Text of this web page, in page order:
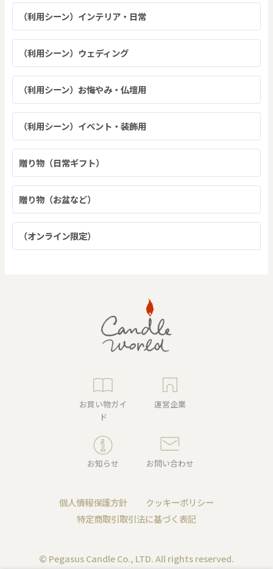
（利用シーン）インテリア・日常
（利用シーン）ウェディング
（利用シーン）お悔やみ・仏壇用
（利用シーン）イベント・装飾用
贈り物（日常ギフト）
贈り物（お盆など）
（オンライン限定）
お買い物ガイ
ド
運営企業
お知らせ お問い合わせ
個人情報保護方針
クッキーポリシー
特定商取引取引法に基づく表記
© Pegasus Candle Co., LTD. All rights reserved.